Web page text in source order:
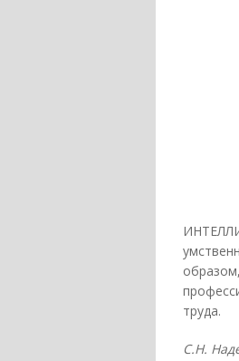
труда.
С.Н.